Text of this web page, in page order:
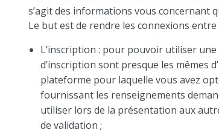
s’agit des informations vous
Le but est de rendre les connexions
L’inscription : pour pouvoir utiliser
d’inscription sont presque les mêmes
plateforme pour laquelle vous avez
fournissant les renseignements
utiliser lors de la présentation aux
de validation ;